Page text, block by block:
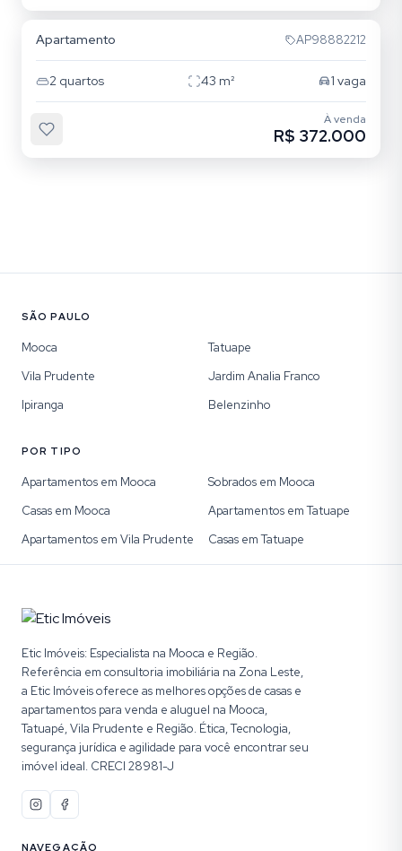
Apartamento AP98882212
2 quartos 43 m² 1 vaga
À venda
R$ 372.000
SÃO PAULO
Mooca
Tatuape
Vila Prudente
Jardim Analia Franco
Ipiranga
Belenzinho
POR TIPO
Apartamentos em Mooca
Sobrados em Mooca
Casas em Mooca
Apartamentos em Tatuape
Apartamentos em Vila Prudente
Casas em Tatuape
Etic Imóveis: Especialista na Mooca e Região.
Referência em consultoria imobiliária na Zona Leste,
a Etic Imóveis oferece as melhores opções de casas e
apartamentos para venda e aluguel na Mooca,
Tatuapé, Vila Prudente e Região. Ética, Tecnologia,
segurança jurídica e agilidade para você encontrar seu
imóvel ideal. CRECI 28981-J
NAVEGAÇÃO